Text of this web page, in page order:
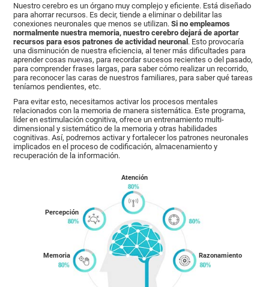
Nuestro cerebro es un órgano muy complejo y eficiente. Está diseñado
para ahorrar recursos. Es decir, tiende a eliminar o debilitar las
conexiones neuronales que menos se utilizan.Si no empleamos
normalmente nuestra memoria, nuestro cerebro dejará de aportar
recursos para esos patrones de actividad neuronal. Esto provocaría
una disminución de nuestra eficiencia, al tener más dificultades para
aprender cosas nuevas, para recordar sucesos recientes o del pasado,
para comprender frases largas, para saber cómo realizar un recorrido,
para reconocer las caras de nuestros familiares, para saber qué tareas
teníamos pendientes, etc.
Para evitar esto, necesitamos activar los procesos mentales
relacionados con la memoria de manera sistemática. Este programa,
líder en estimulación cognitiva, ofrece un entrenamiento multi-
dimensional y sistemático de la memoria y otras habilidades
cognitivas. Así, podremos activar y fortalecer los patrones neuronales
implicados en el proceso de codificación, almacenamiento y
recuperación de la información.
Memoria
Percepción
Atención
Razonamiento